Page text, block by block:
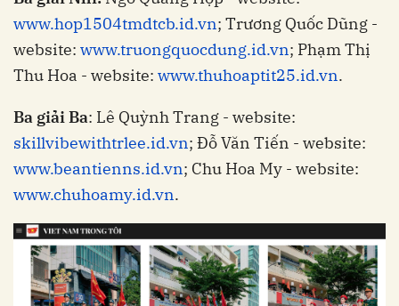
www.hop1504tmdtcb.id.vn; Trương Quốc Dũng -
website: www.truongquocdung.id.vn; Phạm Thị
Thu Hoa - website: www.thuhoaptit25.id.vn.
Ba giải Ba: Lê Quỳnh Trang - website:
skillvibewithtrlee.id.vn; Đỗ Văn Tiến - website:
www.beantienns.id.vn; Chu Hoa My - website:
www.chuhoamy.id.vn.